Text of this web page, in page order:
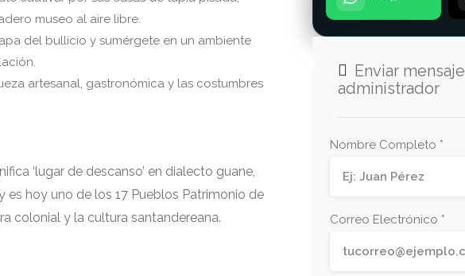
museo al aire libre.
del bullicio y sumérgete en un ambiente
artesanal, gastronómica y las costumbres
‘lugar de descanso’ en dialecto guane,
hoy uno de los 17 Pueblos Patrimonio de
colonial y la cultura santandereana.
Enviar mensaje
administrador
Nombre Completo *
Correo Electrónico *